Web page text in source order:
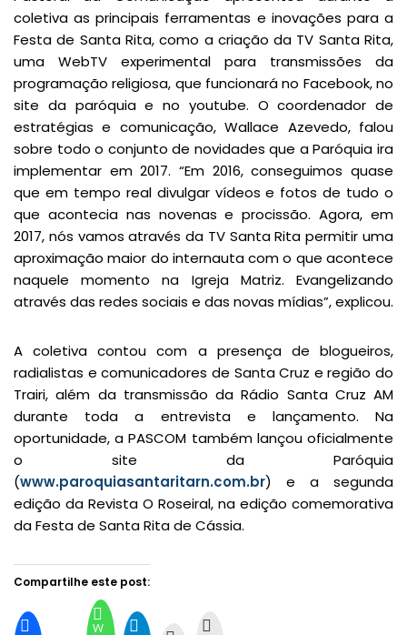
coletiva as principais ferramentas e inovações para a
Festa de Santa Rita, como a criação da TV Santa Rita,
uma WebTV experimental para transmissões da
programação religiosa, que funcionará no Facebook, no
site da paróquia e no youtube. O coordenador de
estratégias e comunicação, Wallace Azevedo, falou
sobre todo o conjunto de novidades que a Paróquia ira
implementar em 2017. “Em 2016, conseguimos quase
que em tempo real divulgar vídeos e fotos de tudo o
que acontecia nas novenas e procissão. Agora, em
2017, nós vamos através da TV Santa Rita permitir uma
aproximação maior do internauta com o que acontece
naquele momento na Igreja Matriz. Evangelizando
através das redes sociais e das novas mídias”, explicou.
A coletiva contou com a presença de blogueiros,
radialistas e comunicadores de Santa Cruz e região do
Trairi, além da transmissão da Rádio Santa Cruz AM
durante toda a entrevista e lançamento. Na
oportunidade, a PASCOM também lançou oficialmente
o site da Paróquia
(www.paroquiasantaritarn.com.br) e a segunda
edição da Revista O Roseiral, na edição comemorativa
da Festa de Santa Rita de Cássia.
Compartilhe este post:
W